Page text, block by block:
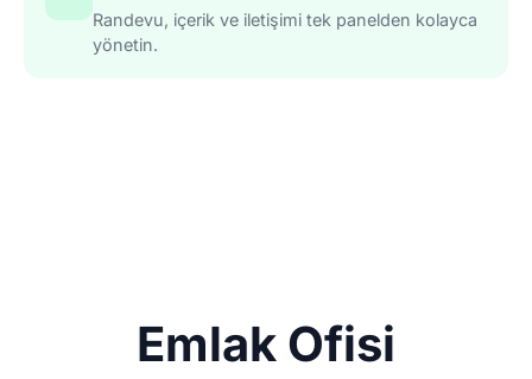
Randevu, içerik ve iletişimi tek panelden kolayca
yönetin.
Emlak Ofisi